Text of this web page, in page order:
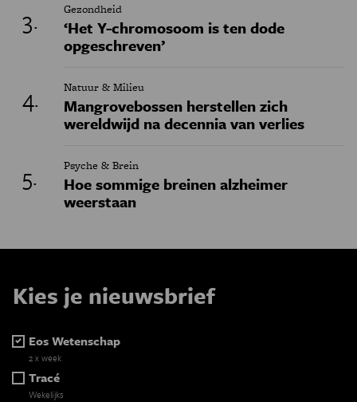
Gezondheid
‘Het Y-chromosoom is ten dode
opgeschreven’
Natuur & Milieu
Mangrovebossen herstellen zich
wereldwijd na decennia van verlies
Psyche & Brein
Hoe sommige breinen alzheimer
weerstaan
Kies je nieuwsbrief
Eos Wetenschap
2 x week
Tracé
Wekelijks